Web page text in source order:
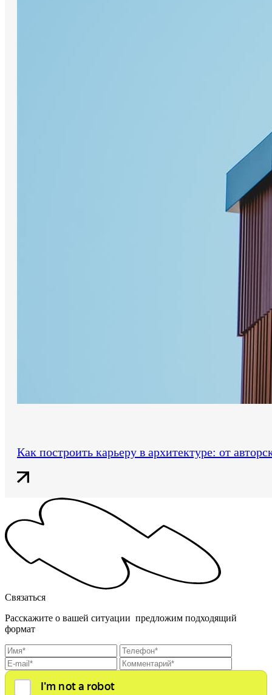
Как построить карьеру в архитектуре: от
Связаться
Расскажите о вашей ситуации предложим подходящий
формат